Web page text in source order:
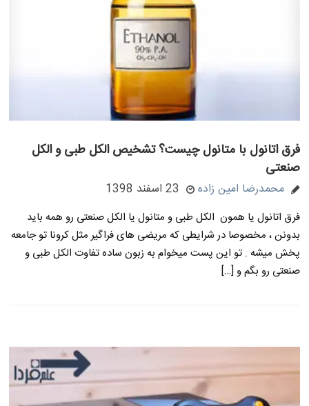
فرق اتانول با متانول چیست؟ تشخیص الکل طبی و الکل
صنعتی
محمدرضا امین زاده 23 اسفند 1398
فرق اتانول یا همون الکل طبی و متانول یا الکل صنعتی رو همه باید
بدونن ، مخصوصا در شرایطی که مریضی های فراگیر مثل کرونا تو جامعه
پخش میشه . تو این پست میخوام به زبون ساده تفاوت الکل طبی و
صنعتی رو بگم و […]